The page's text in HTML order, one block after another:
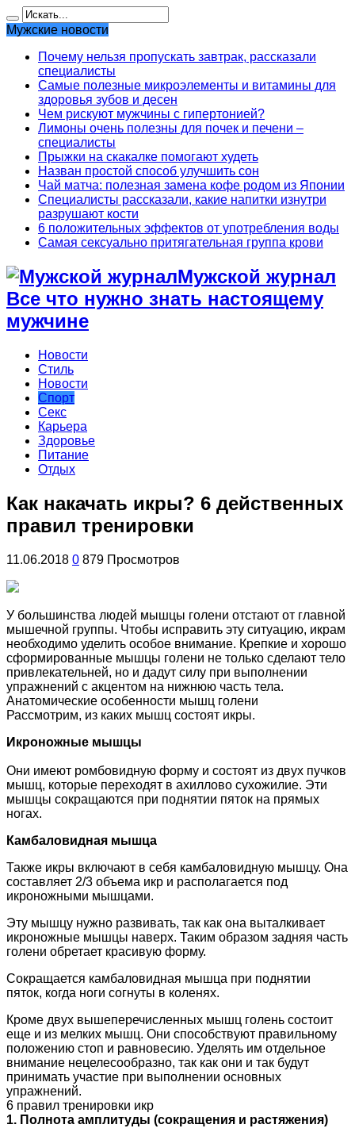
Мужские новости
Почему нельзя пропускать завтрак, рассказали
специалисты
Самые полезные микроэлементы и витамины для
здоровья зубов и десен
Чем рискуют мужчины с гипертонией?
Лимоны очень полезны для почек и печени –
специалисты
Прыжки на скакалке помогают худеть
Назван простой способ улучшить сон
Чай матча: полезная замена кофе родом из Японии
Специалисты рассказали, какие напитки изнутри
разрушают кости
6 положительных эффектов от употребления воды
Самая сексуально притягательная группа крови
Мужской журнал
Все что нужно знать настоящему
мужчине
Новости
Стиль
Новости
Спорт
Секс
Карьера
Здоровье
Питание
Отдых
Как накачать икры? 6 действенных
правил тренировки
11.06.2018 0 879 Просмотров
У большинства людей мышцы голени отстают от главной
мышечной группы. Чтобы исправить эту ситуацию, икрам
необходимо уделить особое внимание. Крепкие и хорошо
сформированные мышцы голени не только сделают тело
привлекательней, но и дадут силу при выполнении
упражнений с акцентом на нижнюю часть тела.
Анатомические особенности мышц голени
Рассмотрим, из каких мышц состоят икры.
Икроножные мышцы
Они имеют ромбовидную форму и состоят из двух пучков
мышц, которые переходят в ахиллово сухожилие. Эти
мышцы сокращаются при поднятии пяток на прямых
ногах.
Камбаловидная мышца
Также икры включают в себя камбаловидную мышцу. Она
составляет 2/3 объема икр и располагается под
икроножными мышцами.
Эту мышцу нужно развивать, так как она выталкивает
икроножные мышцы наверх. Таким образом задняя часть
голени обретает красивую форму.
Сокращается камбаловидная мышца при поднятии
пяток, когда ноги согнуты в коленях.
Кроме двух вышеперечисленных мышц голень состоит
еще и из мелких мышц. Они способствуют правильному
положению стоп и равновесию. Уделять им отдельное
внимание нецелесообразно, так как они и так будут
принимать участие при выполнении основных
упражнений.
6 правил тренировки икр
1. Полнота амплитуды (сокращения и растяжения)